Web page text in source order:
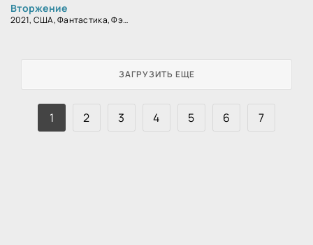
Вторжение
2021, США, Фантастика, Фэнтези, Драма
ЗАГРУЗИТЬ ЕЩЕ
1 2 3 4 5 6 7